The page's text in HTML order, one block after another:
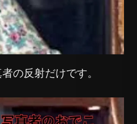
の反射だけです。